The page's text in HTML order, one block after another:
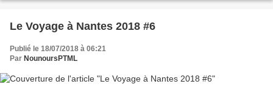
Le Voyage à Nantes 2018 #6
Publié le 18/07/2018 à 06:21
Par NounoursPTML